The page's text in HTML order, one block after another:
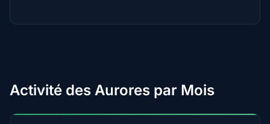
Activité des Aurores par Mois